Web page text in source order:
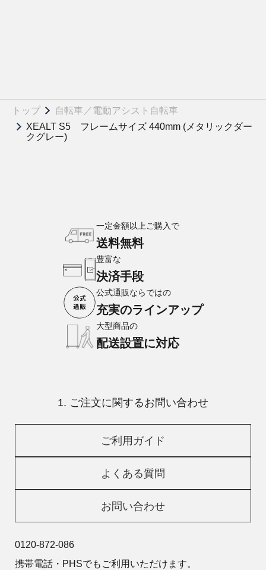
トップ
自転車／電動アシスト自転車
XEALT S5 フレームサイズ 440mm (メタリックダー
クグレー)
一定金額以上ご購入で
送料無料
豊富な
決済手段
公式通販ならではの
充実のラインアップ
大型商品の
配送設置に対応
1. ご注文に関するお問い合わせ
ご利用ガイド
よくある質問
お問い合わせ
0120-872-086
携帯電話・PHSでもご利用いただけます。